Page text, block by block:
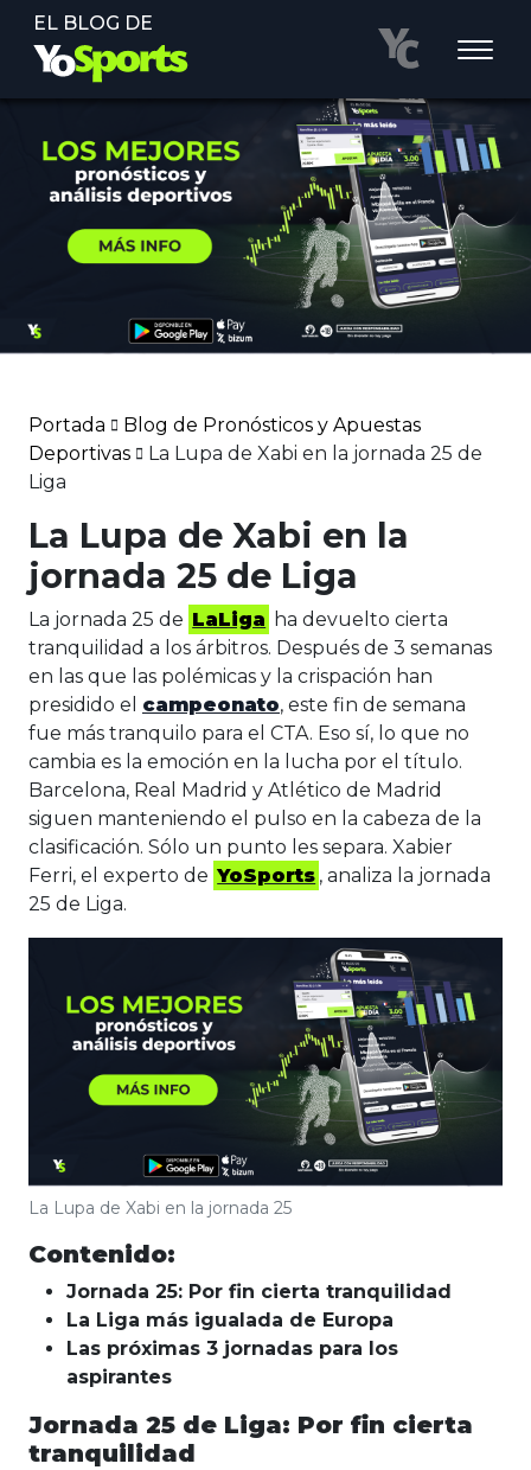
EL BLOG DE
Portada
Blog de Pronósticos y Apuestas
Deportivas
La Lupa de Xabi en la jornada 25 de
Liga
La Lupa de Xabi en la
jornada 25 de Liga
La jornada 25 de LaLiga ha devuelto cierta
tranquilidad a los árbitros. Después de 3 semanas
en las que las polémicas y la crispación han
presidido el campeonato, este fin de semana
fue más tranquilo para el CTA. Eso sí, lo que no
cambia es la emoción en la lucha por el título.
Barcelona, Real Madrid y Atlético de Madrid
siguen manteniendo el pulso en la cabeza de la
clasificación. Sólo un punto les separa. Xabier
Ferri, el experto de YoSports , analiza la jornada
25 de Liga.
La Lupa de Xabi en la jornada 25
Contenido:
Jornada 25: Por fin cierta tranquilidad
La Liga más igualada de Europa
Las próximas 3 jornadas para los
aspirantes
Jornada 25 de Liga: Por fin cierta
tranquilidad